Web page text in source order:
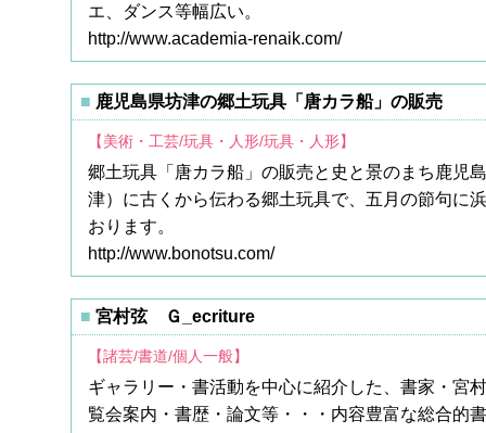
エ、ダンス等幅広い。
http://www.academia-renaik.com/
鹿児島県坊津の郷土玩具「唐カラ船」の販売
【美術・工芸/玩具・人形/玩具・人形】
郷土玩具「唐カラ船」の販売と史と景のまち鹿児
津）に古くから伝わる郷土玩具で、五月の節句に
おります。
http://www.bonotsu.com/
宮村弦 Ｇ_ecriture
【諸芸/書道/個人一般】
ギャラリー・書活動を中心に紹介した、書家・宮
覧会案内・書歴・論文等・・・内容豊富な総合的